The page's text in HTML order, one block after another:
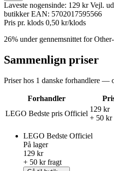
Laveste nogensinde: 129 kr Vejl.
butikker EAN: 5702017595566
Pris pr. klods 0,50 kr/klods
26% under gennemsnittet for
Sammenlign priser
Priser hos 1 danske forhandlere —
Forhandler
LEGO Bedste pris Officiel
129 kr
+ 50 kr
LEGO Bedste Officiel
På lager
129 kr
+ 50 kr fragt